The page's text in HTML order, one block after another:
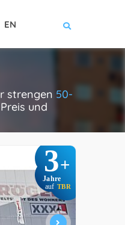
EN
strengen 50-
und
3+
Jahre
auf TBR